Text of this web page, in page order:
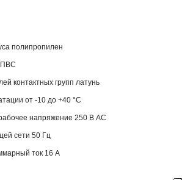
полипропилен
ПВС
контактных групп латунь
от -10 до +40 °С
напряжение 250 В AC
сети 50 Гц
ток 16 А